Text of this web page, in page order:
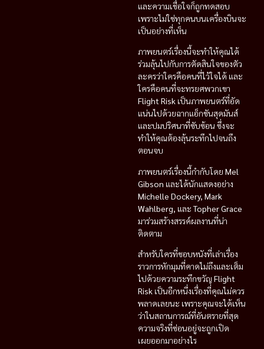
และความเชื่อใจก็ถูกทดสอบ
เพราะไม่ใช่ทุกคนบนเครื่องบินจะ
เป็นอย่างที่เห็น
ภาพยนตร์เรื่องนี้จะทำให้คุณได้
ร่วมลุ้นไปกับการตัดสินใจของตัว
ละครว่าใครคือคนที่ไว้ใจได้ และ
ใครคือคนที่จะทรยศพวกเขา
Flight Risk เป็นภาพยนตร์ที่อัด
แน่นไปด้วยฉากแอ็กชันสุดมันส์
และปมปริศนาที่ซับซ้อน ซึ่งจะ
ทำให้คุณต้องลุ้นระทึกไปจนถึง
ตอนจบ
ภาพยนตร์เรื่องนี้กำกับโดย Mel
Gibson และได้นักแสดงอย่าง
Michelle Dockery, Mark
Wahlberg, และTopher Grace
มาร่วมสร้างสรรค์ผลงานที่น่า
ติดตาม
สำหรับใครที่ชอบหนังที่เล่าเรื่อง
ราวการหักมุมที่คาดไม่ถึงและเต็ม
ไปด้วยความระทึกขวัญ Flight
Risk เป็นอีกหนึ่งเรื่องที่คุณไม่ควร
พลาดเลยนะ เพราะคุณจะได้เห็น
ว่าในสถานการณ์ที่อันตรายที่สุด
ความจริงที่ซ่อนอยู่จะถูกเปิด
เผยออกมาอย่างไร